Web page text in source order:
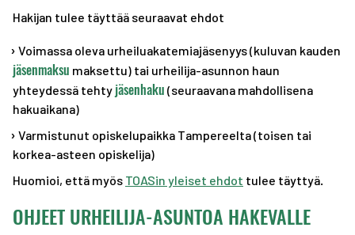
Hakijan tulee täyttää seuraavat ehdot
Voimassa oleva urheiluakatemiajäsenyys (kuluvan kauden
jäsenmaksu maksettu) tai urheilija-asunnon haun
yhteydessä tehty jäsenhaku (seuraavana mahdollisena
hakuaikana)
Varmistunut opiskelupaikka Tampereelta (toisen tai
korkea-asteen opiskelija)
Huomioi, että myös TOASin yleiset ehdot tulee täyttyä.
OHJEET URHEILIJA-ASUNTOA HAKEVALLE